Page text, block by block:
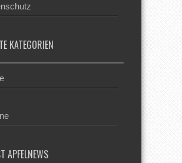
KATEGORIEN
APFELNEWS